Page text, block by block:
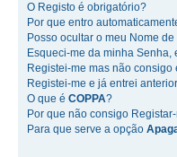
O Registo é obrigatório?
Por que entro
Posso ocultar o meu Nome de
Esqueci-me da minha Senha,
Registei-me mas não consigo
Registei-me e já entrei
O que é COPPA?
Por que não consigo
Para que serve a opção